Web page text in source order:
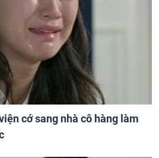
cớ sang nhà cô hàng làm